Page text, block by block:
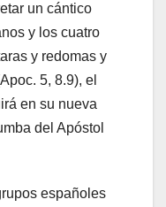
un cántico
y los cuatro
y redomas y
5, 8.9), el
en su nueva
del Apóstol
españoles